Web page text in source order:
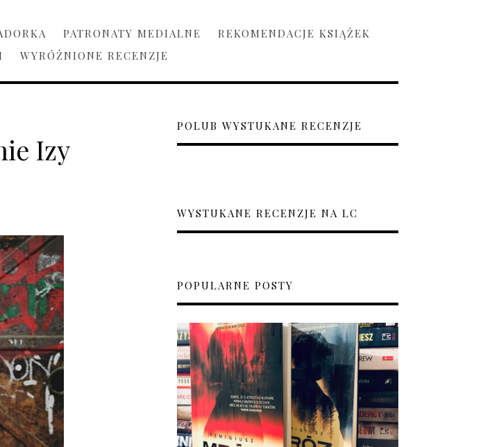
PATRONATY MEDIALNE
REKOMENDACJE KSIĄŻEK
WYRÓŻNIONE RECENZJE
Izy
POLUB WYSTUKANE RECENZJE
WYSTUKANE RECENZJE NA LC
POPULARNE POSTY